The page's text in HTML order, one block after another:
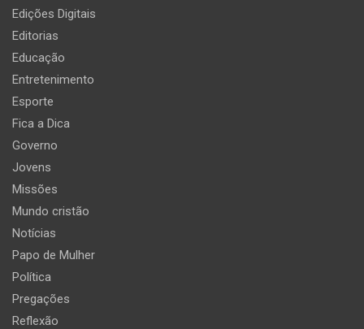
Edições Digitais
Editorias
Educação
Entretenimento
Esporte
Fica a Dica
Governo
Jovens
Missões
Mundo cristão
Notícias
Papo de Mulher
Política
Pregações
Reflexão